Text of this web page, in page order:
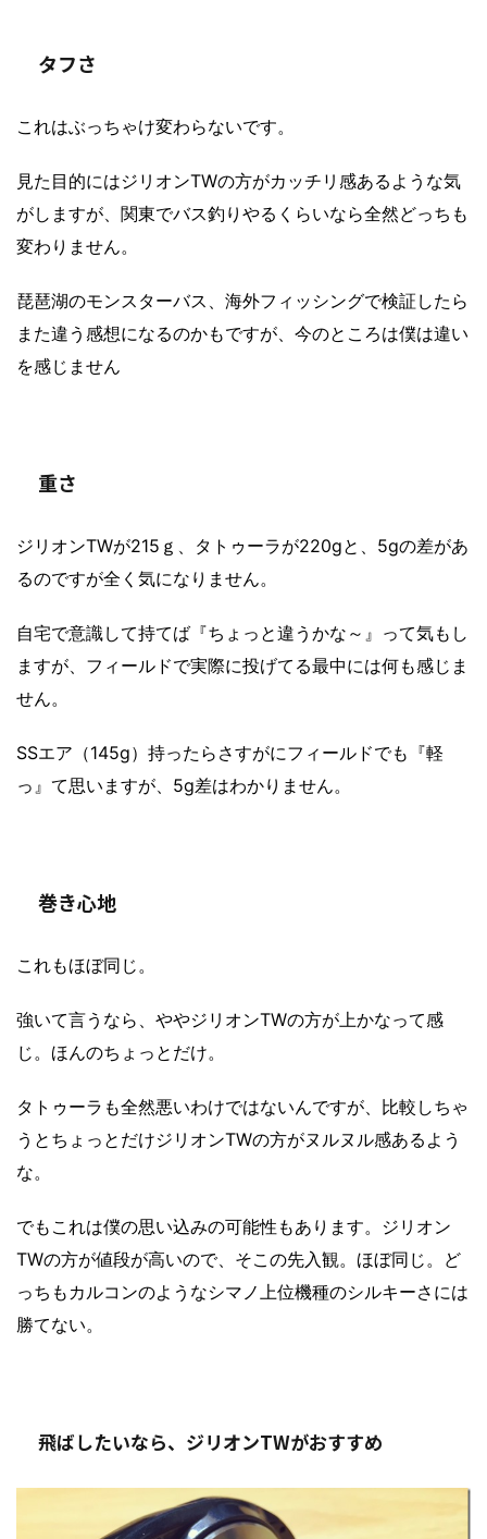
タフさ
これはぶっちゃけ変わらないです。
見た目的にはジリオンTWの方がカッチリ感あるような気
がしますが、関東でバス釣りやるくらいなら全然どっちも
変わりません。
琵琶湖のモンスターバス、海外フィッシングで検証したら
また違う感想になるのかもですが、今のところは僕は違い
を感じません
重さ
ジリオンTWが215ｇ、タトゥーラが220gと、5gの差があ
るのですが全く気になりません。
自宅で意識して持てば『ちょっと違うかな～』って気もし
ますが、フィールドで実際に投げてる最中には何も感じま
せん。
SSエア（145g）持ったらさすがにフィールドでも『軽
っ』て思いますが、5g差はわかりません。
巻き心地
これもほぼ同じ。
強いて言うなら、ややジリオンTWの方が上かなって感
じ。ほんのちょっとだけ。
タトゥーラも全然悪いわけではないんですが、比較しちゃ
うとちょっとだけジリオンTWの方がヌルヌル感あるよう
な。
でもこれは僕の思い込みの可能性もあります。ジリオン
TWの方が値段が高いので、そこの先入観。ほぼ同じ。ど
っちもカルコンのようなシマノ上位機種のシルキーさには
勝てない。
飛ばしたいなら、ジリオンTWがおすすめ